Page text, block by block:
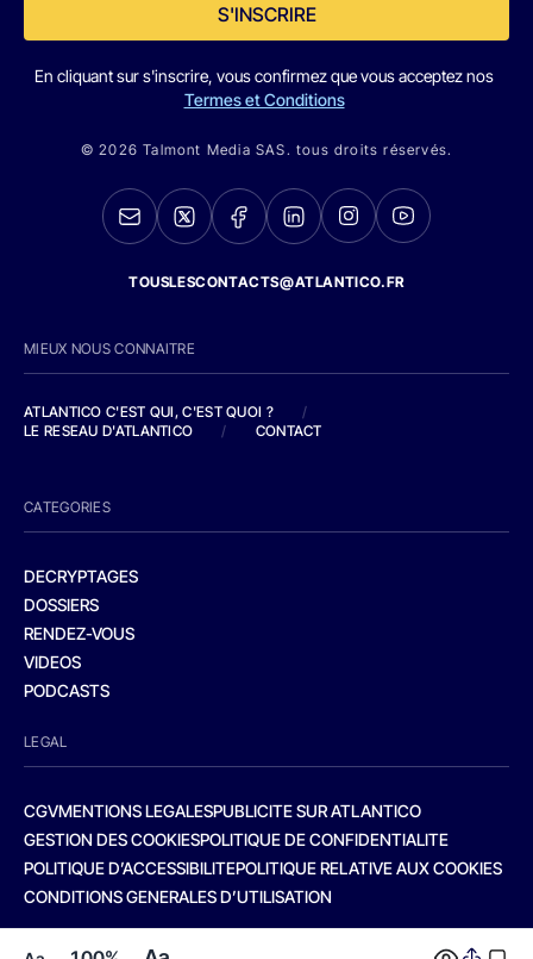
S'INSCRIRE
En cliquant sur s'inscrire, vous confirmez que vous acceptez nos
Termes et Conditions
© 2026 Talmont Media SAS. tous droits réservés.
TOUSLESCONTACTS@ATLANTICO.FR
MIEUX NOUS CONNAITRE
ATLANTICO C'EST QUI, C'EST QUOI ?
/
LE RESEAU D'ATLANTICO
/ CONTACT
CATEGORIES
DECRYPTAGES
DOSSIERS
RENDEZ-VOUS
VIDEOS
PODCASTS
LEGAL
CGVMENTIONS LEGALESPUBLICITE SUR ATLANTICO
GESTION DES COOKIESPOLITIQUE DE CONFIDENTIALITE
POLITIQUE D’ACCESSIBILITEPOLITIQUE RELATIVE AUX COOKIES
CONDITIONS GENERALES D’UTILISATION